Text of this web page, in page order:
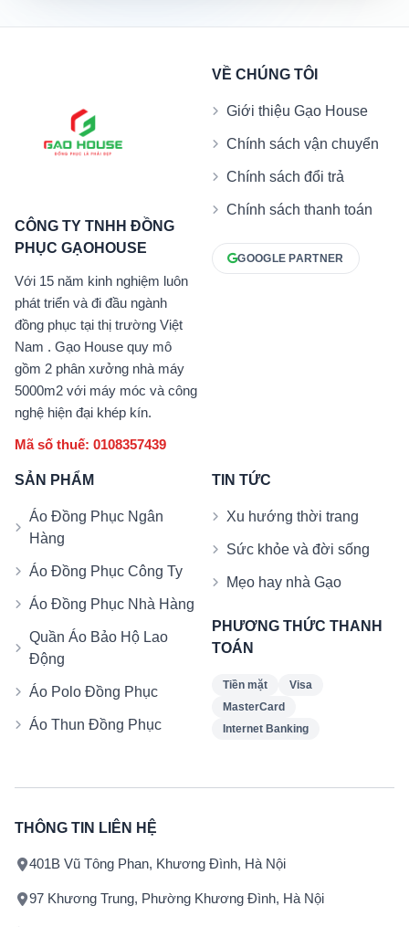
CÔNG TY TNHH ĐỒNG
PHỤC GẠOHOUSE
Với 15 năm kinh nghiệm luôn
phát triển và đi đầu ngành
đồng phục tại thị trường Việt
Nam . Gạo House quy mô
gồm 2 phân xưởng nhà máy
5000m2 với máy móc và công
nghệ hiện đại khép kín.
Mã số thuế: 0108357439
VỀ CHÚNG TÔI
Giới thiệu Gạo House
Chính sách vận chuyển
Chính sách đổi trả
Chính sách thanh toán
GOOGLE PARTNER
SẢN PHẨM
Áo Đồng Phục Ngân
Hàng
Áo Đồng Phục Công Ty
Áo Đồng Phục Nhà Hàng
Quần Áo Bảo Hộ Lao
Động
Áo Polo Đồng Phục
Áo Thun Đồng Phục
TIN TỨC
Xu hướng thời trang
Sức khỏe và đời sống
Mẹo hay nhà Gạo
PHƯƠNG THỨC THANH
TOÁN
Tiền mặt
Visa
MasterCard
Internet Banking
THÔNG TIN LIÊN HỆ
401B Vũ Tông Phan, Khương Đình, Hà Nội
97 Khương Trung, Phường Khương Đình, Hà Nội